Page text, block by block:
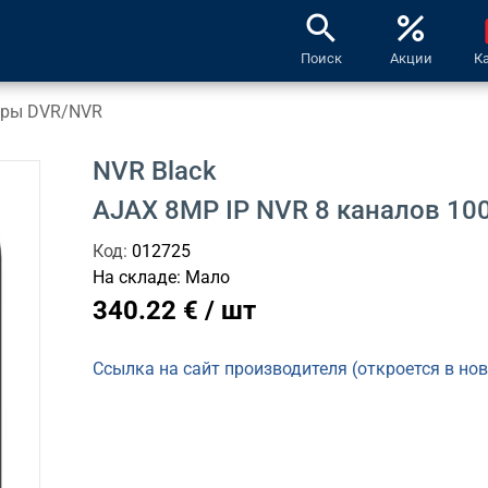
search
Поиск
percent
Акции
DVR/NVR
NVR Black
AJAX 8MP IP NVR 8 каналов
Код: 012725
На складе: Мало
340.22 € / шт
Ссылка на сайт производителя (откроется в